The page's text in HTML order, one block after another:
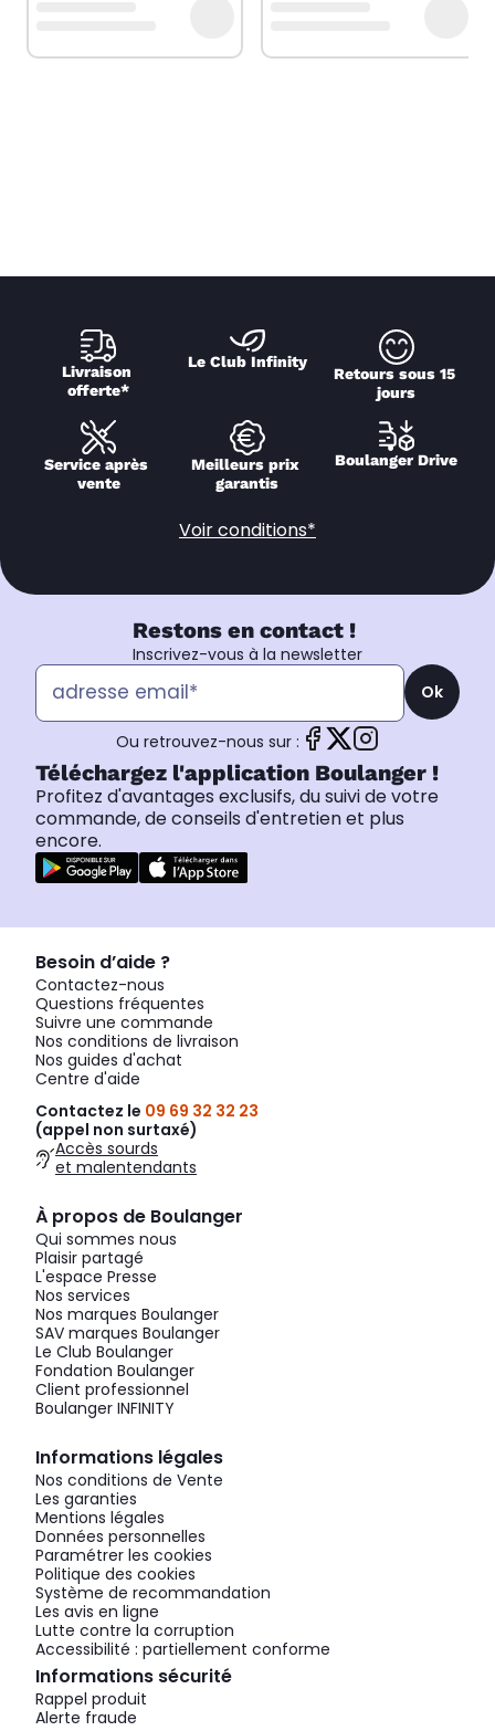
Livraison
offerte*
Le Club Infinity
Retours sous 15
jours
Service après
vente
Meilleurs prix
garantis
Boulanger Drive
Voir conditions*
Restons en contact !
Inscrivez-vous à la newsletter
Ok
Ou retrouvez-nous sur :
Téléchargez l'application Boulanger !
Profitez d'avantages exclusifs, du suivi de votre
commande, de conseils d'entretien et plus
encore.
Besoin d’aide ?
Contactez-nous
Questions fréquentes
Suivre une commande
Nos conditions de livraison
Nos guides d'achat
Centre d'aide
Contactez le 09 69 32 32 23
(appel non surtaxé)
Accès sourds
et malentendants
À propos de Boulanger
Qui sommes nous
Plaisir partagé
L'espace Presse
Nos services
Nos marques Boulanger
SAV marques Boulanger
Le Club Boulanger
Fondation Boulanger
Client professionnel
Boulanger INFINITY
Informations légales
Nos conditions de Vente
Les garanties
Mentions légales
Données personnelles
Paramétrer les cookies
Politique des cookies
Système de recommandation
Les avis en ligne
Lutte contre la corruption
Accessibilité : partiellement conforme
Informations sécurité
Rappel produit
Alerte fraude